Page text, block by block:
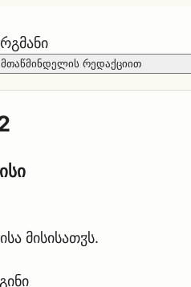
რედაქციით
მისისათჳს.